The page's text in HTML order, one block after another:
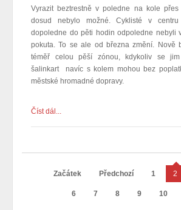
Vyrazit beztrestně v poledne na kole přes
dosud nebylo možné. Cyklisté v
dopoledne do pěti hodin odpoledne nebyli
pokuta. To se ale od března změní. Nově
téměř celou pěší zónou, kdykoliv se jim
šalinkart navíc s kolem mohou bez
městské hromadné dopravy.
Číst dál...
Začátek Předchozí 1 2
6 7 8 9 10